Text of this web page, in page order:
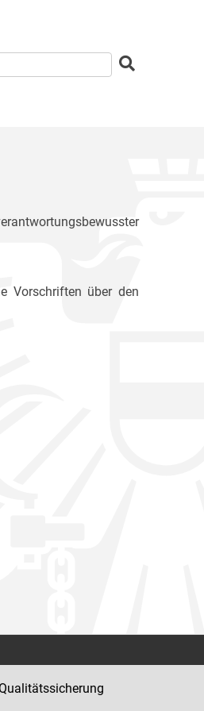
Vorschriften über den